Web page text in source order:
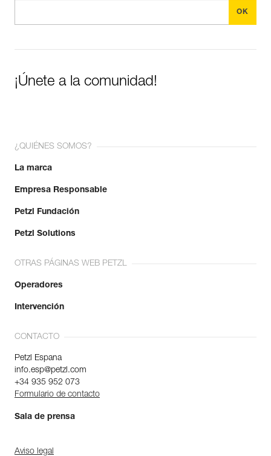
¡Únete a la comunidad!
¿QUIÉNES SOMOS?
La marca
Empresa Responsable
Petzl Fundación
Petzl Solutions
OTRAS PÁGINAS WEB PETZL
Operadores
Intervención
CONTACTO
Petzl Espana
info.esp@petzl.com
+34 935 952 073
Formulario de contacto
Sala de prensa
Aviso legal